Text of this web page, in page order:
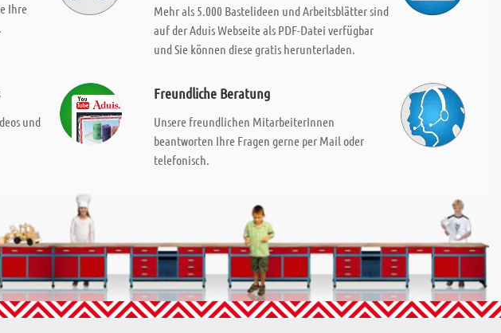
Ihre
Mehr als 5.000 Bastelideen und Arbeitsblätter sind
auf der Aduis Webseite als PDF-Datei verfügbar
und Sie können diese gratis herunterladen.
und
Freundliche Beratung
Unsere freundlichen MitarbeiterInnen
beantworten Ihre Fragen gerne per Mail oder
telefonisch.